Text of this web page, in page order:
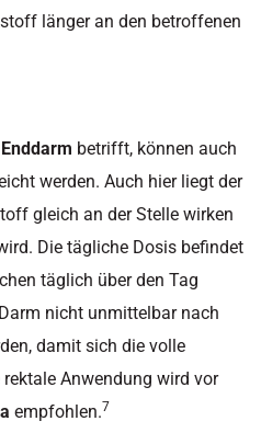
länger an den betroffenen
Enddarm betrifft, können auch
werden. Auch hier liegt der
gleich an der Stelle wirken
Die tägliche Dosis befindet
täglich über den Tag
nicht unmittelbar nach
damit sich die volle
Anwendung wird vor
empfohlen.7